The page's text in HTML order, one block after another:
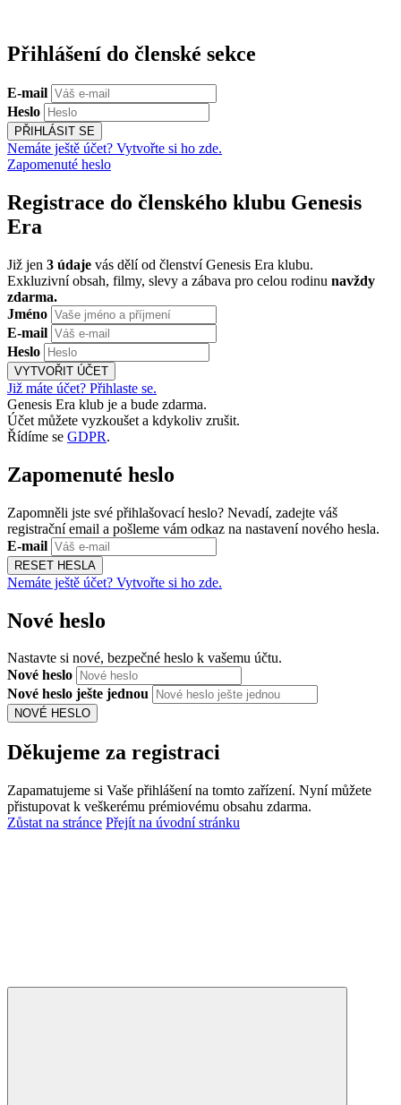
Přihlášení do členské sekce
E-mail
Heslo
PŘIHLÁSIT SE
Nemáte ještě účet? Vytvořte si ho zde.
Zapomenuté heslo
Registrace do členského klubu Genesis
Era
Již jen 3 údaje vás dělí od členství Genesis Era klubu.
Exkluzivní obsah, filmy, slevy a zábava pro celou rodinu navždy
zdarma.
Jméno
E-mail
Heslo
VYTVOŘIT ÚČET
Již máte účet? Přihlaste se.
Genesis Era klub je a bude zdarma.
Účet můžete vyzkoušet a kdykoliv zrušit.
Řídíme se GDPR.
Zapomenuté heslo
Zapomněli jste své přihlašovací heslo? Nevadí, zadejte váš
registrační email a pošleme vám odkaz na nastavení nového hesla.
E-mail
RESET HESLA
Nemáte ještě účet? Vytvořte si ho zde.
Nové heslo
Nastavte si nové, bezpečné heslo k vašemu účtu.
Nové heslo
Nové heslo ješte jednou
NOVÉ HESLO
Děkujeme za registraci
Zapamatujeme si Vaše přihlášení na tomto zařízení. Nyní můžete
přistupovat k veškerému prémiovému obsahu zdarma.
Zůstat na stránce Přejít na úvodní stránku